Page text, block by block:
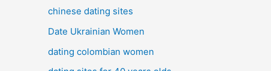
chinese dating sites
Date Ukrainian Women
dating colombian women